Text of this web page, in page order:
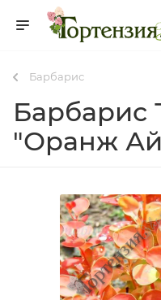
Барбарис
Барбарис
"Оранж